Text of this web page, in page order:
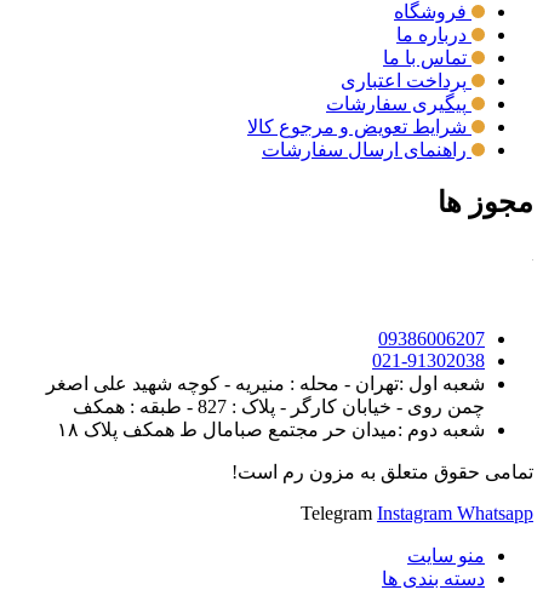
فروشگاه
درباره ما
تماس با ما
پرداخت اعتباری
پیگیری سفارشات
شرایط تعویض و مرجوع کالا
راهنمای ارسال سفارشات
مجوز ها
09386006207
021-91302038
شعبه اول :تهران - محله : منیریه - کوچه شهید علی اصغر
چمن روی - خیابان کارگر - پلاک : 827 - طبقه : همکف
شعبه دوم :میدان حر مجتمع صبامال ط همکف پلاک ۱۸
تمامی حقوق متعلق به مزون رم است!
Telegram Instagram Whatsapp
منو سایت
دسته بندی ها